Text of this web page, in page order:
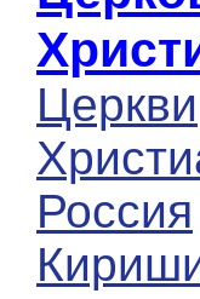
Церкви
Россия